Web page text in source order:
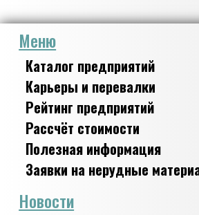
Меню
Каталог предприятий
Карьеры и перевалки
Рейтинг предприятий
Рассчёт стоимости
Полезная информация
Заявки на нерудные
Новости